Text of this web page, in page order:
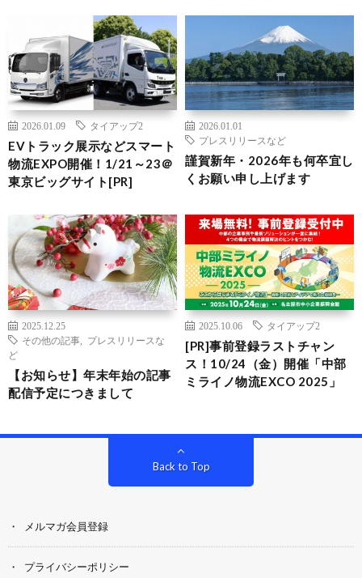
2026.01.09 タイアップ2
EVトラック展示などスマート
物流EXPO開催！1/21～23＠
東京ビッグサイト[PR]
2026.01.01
プレスリリースなど
謹賀新年・2026年も何卒宜し
くお願い申し上げます
2025.12.25
その他の記事
プレスリリースな
ど
【お知らせ】年末年始の記事
配信予定につきまして
2025.10.06 タイアップ2
[PR]事前登録ラストチャン
ス！10/24（金）開催「中部
ミライノ物流EXCO 2025」
Back to Top
メルマガ会員登録
プライバシーポリシー